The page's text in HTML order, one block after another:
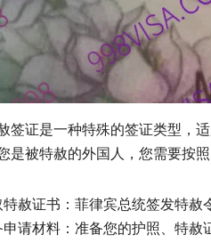
签证是一种特殊的签证类型，
是被特赦的外国人，您需要按
特赦证书：菲律宾总统签发特赦
申请材料：准备您的护照、特赦